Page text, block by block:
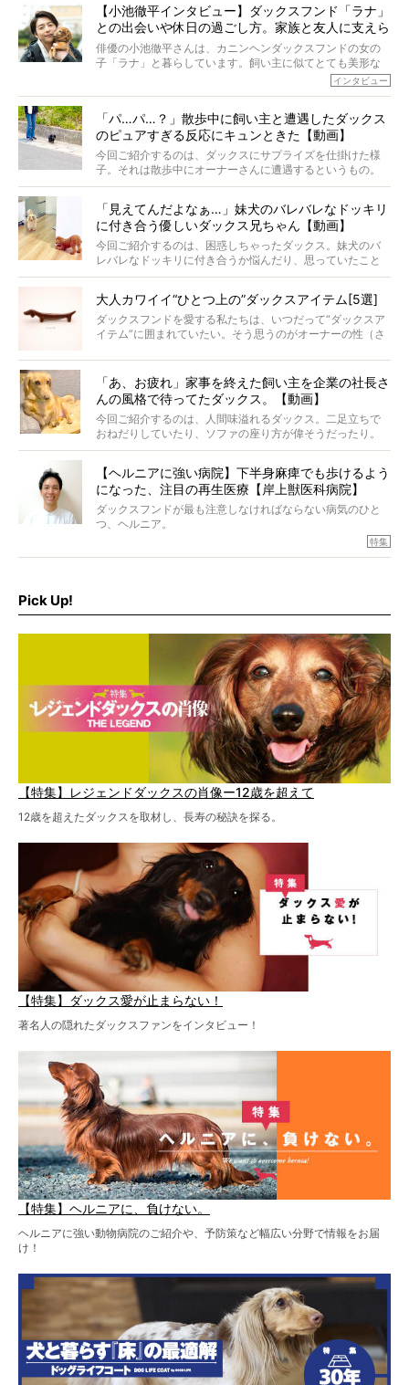
か届きますように。
く」というオーナーさんのポリシーのもと、甘やかさずに
育てられ、18歳になるまで定期検査すらしたことがなかっ
たというココアくん。果たしてその長生きの秘訣とは。
【小池徹平インタビュー】ダックスフンド「ラナ」
との出会いや休日の過ごし方。家族と友人に支えら
れてー
俳優の小池徹平さんは、カニンヘンダックスフンドの女の
子「ラナ」と暮らしています。飼い主に似てとても美形な
ラナは、現在８才。小池さんのインスタグラムでは、ラナ
ケメンから愛されているラナは、去年の誕生日に小池さん
からプレゼントしてもらったハーネスをつけて撮影に参加
してくれました。
インタビュー
「パ…パ…？」散歩中に飼い主と遭遇したダックス
のピュアすぎる反応にキュンときた【動画】
今回ご紹介するのは、ダックスにサプライズを仕掛けた様
子。それは散歩中にオーナーさんに遭遇するというもの。
戸惑って歩きを止めたり、すぐに気付いて追いかけたり、
「見えてんだよなぁ…」妹犬のバレバレなドッキリ
に付き合う優しいダックス兄ちゃん【動画】
今回ご紹介するのは、困惑しちゃったダックス。妹犬のバ
レバレなドッキリに付き合うか悩んだり、思っていたこと
と違う事態に陥ったり。そんなお悩み全開なダックスの様
大人カワイイ“ひとつ上の”ダックスアイテム[5選]
ダックスフンドを愛する私たちは、いつだって“ダックスア
イテム”に囲まれていたい。そう思うのがオーナーの性（さ
ムをご紹介。
「あ、お疲れ」家事を終えた飼い主を企業の社長さ
んの風格で待ってたダックス。【動画】
今回ご紹介するのは、人間味溢れるダックス。二足立ちで
おねだりしていたり、ソファの座り方が偉そうだったり。
今にも言葉を発しそうなダックスの姿は、もう人間にしか
【ヘルニアに強い病院】下半身麻痺でも歩けるよう
になった、注目の再生医療【岸上獣医科病院】
ダックスフンドが最も注意しなければならない病気のひと
つ、ヘルニア。
特集『ヘルニアに、負けない』では、ヘルニアに強い動物
を点滴投与する治療により、歩けなかった子が投与37日で
特集
Pick Up!
【特集】レジェンドダックスの肖像ー12歳を超えて
12歳を超えたダックスを取材し、長寿の秘訣を探る。
【特集】ダックス愛が止まらない！
著名人の隠れたダックスファンをインタビュー！
【特集】ヘルニアに、負けない。
ヘルニアに強い動物病院のご紹介や、予防策など幅広い分野で情報をお届
け！